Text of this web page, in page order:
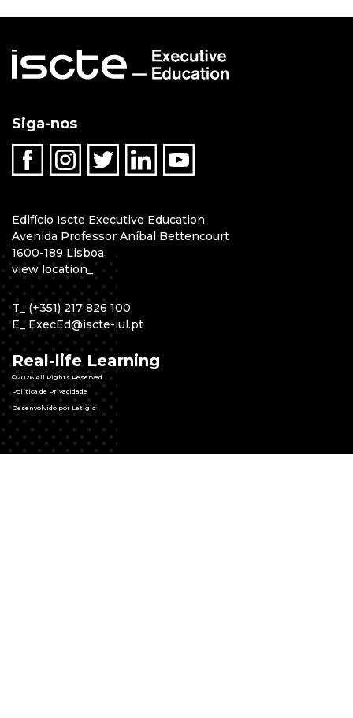
Siga-nos
Edifício Iscte Executive Education
Avenida Professor Aníbal Bettencourt
1600-189 Lisboa
view location_
T _ (+351) 217 826 100
E _ ExecEd@iscte-iul.pt
Real-life Learning
©2026 All Rights Reserved
Política de Privacidade
Desenvolvido por Latigid